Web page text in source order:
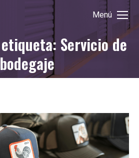
Menú
Servicio de
bodegaje
Estás aquí: